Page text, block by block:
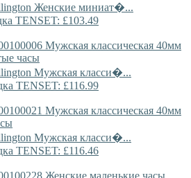
Женские миниат�...
TENSET: £103.49
Мужская класси�...
TENSET: £116.99
Мужская класси�...
TENSET: £116.46